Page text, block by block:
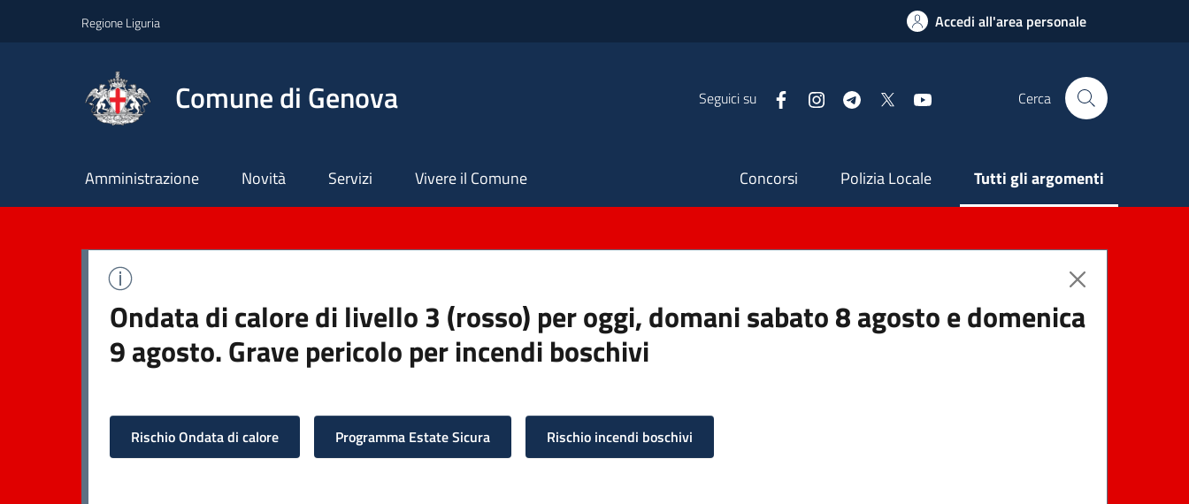
Regione Liguria Accedi all'area personale
Comune di Genova Seguici su FacebookInstagramTelegram Cerca
Principale
Amministrazione Novità Servizi Vivere il Comune Secondaria
Concorsi Polizia Locale Tutti gli argomenti
Ondata di calore di livello 3 (rosso) per oggi, domani sabato 8 agosto e domenica
9 agosto. Grave pericolo per incendi boschivi
Rischio Ondata di calore Programma Estate Sicura Rischio incendi boschivi